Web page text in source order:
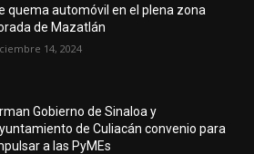
quema automóvil en el plena zona
de Mazatlán
14, 2024
Gobierno de Sinaloa y
de Culiacán convenio para
a las PyMEs